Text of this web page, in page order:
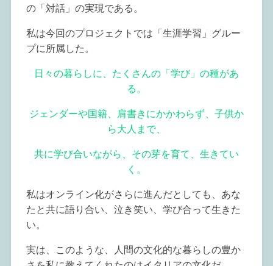
の「対話」の実現である。
私は今回のプロジェクトでは「生涯学習」グルー
プに所属した。
日々の暮らしに、たくさんの「学び」の種があ
る。
ジェンダーや国籍、肩書きにかかわらず、子供か
ら大人まで、
共に学び合いながら、その芽を育て、生きてい
く。
私はオンライン化がさらに進んだとしても、あな
たと共に語り合い、泣き笑い、学び合って生きた
い。
実は、このような、人間の文化的な暮らしの豊か